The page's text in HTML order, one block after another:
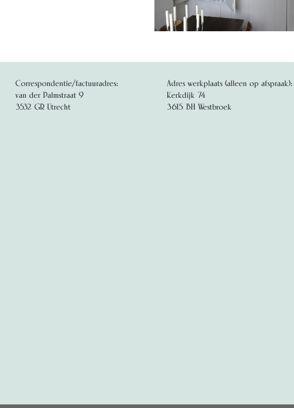
Correspondentie/factuuradres:
van der Palmstraat 9
3532 GR Utrecht
Adres werkplaats (alleen op afspraak):
Kerkdijk 74
3615 BH Westbroek